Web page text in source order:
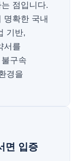
점입니다.
명확한 국내
기반,
서를
구속
경을
면 입증